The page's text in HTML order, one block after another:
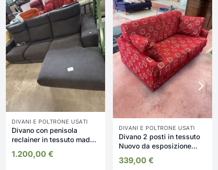
DIVANI E POLTRONE USATI
Divano con penisola
reclainer in tessuto made
esposizione 2332/U
1.200,00 €
DIVANI E POLTRONE USATI
Divano 2 posti in tessuto
Nuovo da esposizione
339,00 €